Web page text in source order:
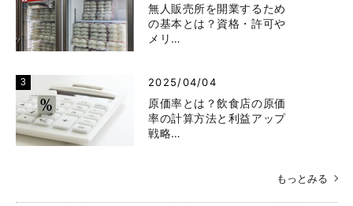
無人販売所を開業するため
の基本とは？資格・許可や
メリ…
2025/04/04
原価率とは？飲食店の原価
率の計算方法と利益アップ
戦略…
もっとみる